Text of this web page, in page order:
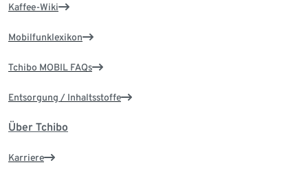
Kaffee-Wiki
Mobilfunklexikon
Tchibo MOBIL FAQs
Entsorgung / Inhaltsstoffe
Über Tchibo
Karriere